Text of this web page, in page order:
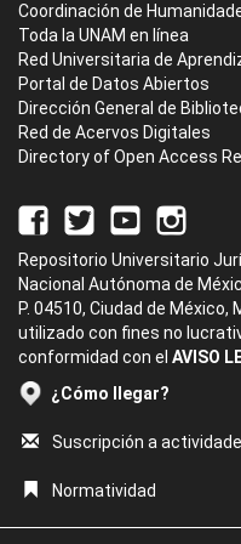
Coordinación de
Toda la UNAM en línea
Red Universitaria de
Portal de Datos Abiertos
Dirección General de
Red de Acervos Digitales
Directory of Open Access
Repositorio Universitario
Nacional Autónoma de
P. 04510, Ciudad de
utilizado con fines no
conformidad con el AVISO
¿Cómo llegar?
Suscripción a
Normatividad